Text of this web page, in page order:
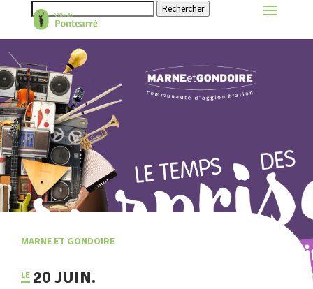
Rechercher
MARNE ET GONDOIRE
20 JUIN.